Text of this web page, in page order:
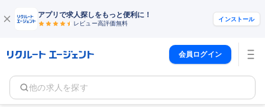
アプリで求人探しをもっと便利に！
レビュー高評価無料
インストール
会員ログイン
他の求人を探す